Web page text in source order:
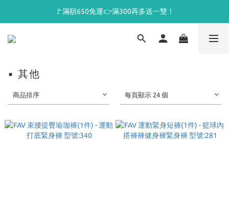
🚩滿額650免運👉滿300再多送一雙！
▪ 其他
商品排序 每頁顯示 24 個